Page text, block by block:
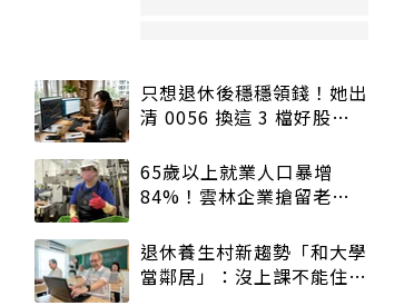
只想退休後穩穩領錢！她出
清 0056 換這 3 檔好股：
65歲以上就業人口暴增
84%！雲林企業搶留老員
退休養生村新趨勢「和大學
當鄰居」：沒上課不能住、